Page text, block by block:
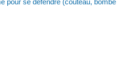
pour se défendre (couteau, bombe